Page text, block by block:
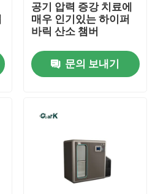
공기 압력 증강 치료에
매우 인기있는 하이퍼
바릭 산소 챔버
문의 보내기